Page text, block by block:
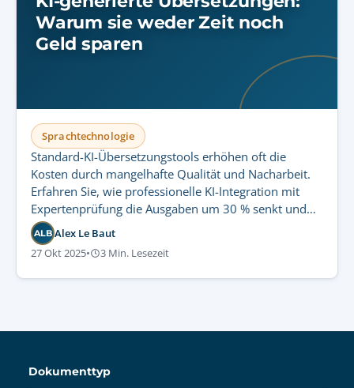
Warum sie weder Zeit noch
Geld sparen
Sprachtechnologie
Standard-KI-Übersetzungstools erhöhen oft die
Kosten durch mangelhafte Qualität und Nacharbeit.
Erfahren Sie, wie professionelle KI-Integration mit
Expertenprüfung die Ausgaben um 30 % senkt und
gleichzeitig Compliance garantiert.
ALB Alex Le Baut
27 Okt 2025• 3 Min. Lesezeit
Dokumenttyp